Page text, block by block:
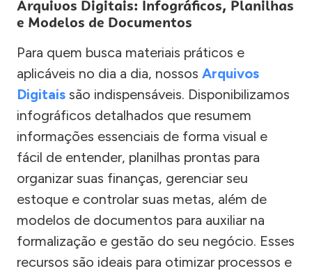
Arquivos Digitais: Infográficos, Planilhas
e Modelos de Documentos
Para quem busca materiais práticos e
aplicáveis no dia a dia, nossos Arquivos
Digitais são indispensáveis. Disponibilizamos
infográficos detalhados que resumem
informações essenciais de forma visual e
fácil de entender, planilhas prontas para
organizar suas finanças, gerenciar seu
estoque e controlar suas metas, além de
modelos de documentos para auxiliar na
formalização e gestão do seu negócio. Esses
recursos são ideais para otimizar processos e